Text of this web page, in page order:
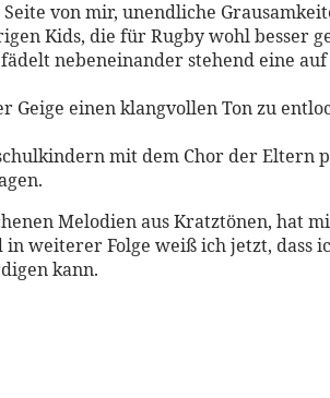
von mir, unendliche
Kids, die für Rugby wohl
nebeneinander stehend eine
einen klangvollen Ton zu
mit dem Chor der
Melodien aus Kratztönen, hat
weiterer Folge weiß ich jetzt, dass
kann.